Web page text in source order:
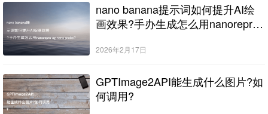
nano banana提示词如何提升AI绘
画效果?手办生成怎么用nanorepro
2026年2月17日
GPTImage2API能生成什么图片?如
何调用?